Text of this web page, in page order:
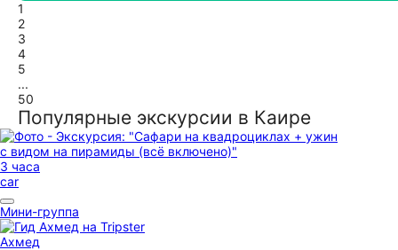
1
2
3
4
5
...
50
Популярные экскурсии в Каире
3 часа
car
Мини-группа
Ахмед